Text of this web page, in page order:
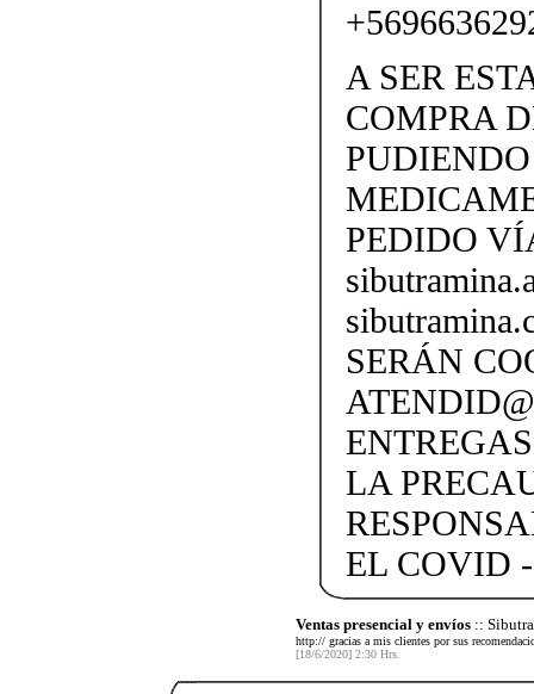
A SER
COMPRA
PEDIDO
SERÁN
LA
EL COVID
Ventas presencial y envíos ::
http:// gracias a mis clientes por sus
[18/6/2020] 2:30 Hrs.